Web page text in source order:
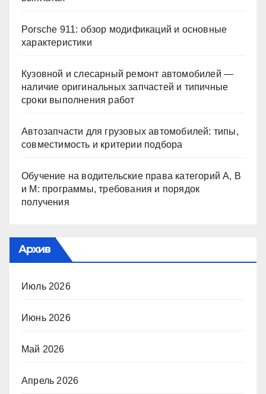
Porsche 911: обзор модификаций и основные
характеристики
Кузовной и слесарный ремонт автомобилей —
наличие оригинальных запчастей и типичные
сроки выполнения работ
Автозапчасти для грузовых автомобилей: типы,
совместимость и критерии подбора
Обучение на водительские права категорий A, B
и M: программы, требования и порядок
получения
Архив
Июль 2026
Июнь 2026
Май 2026
Апрель 2026